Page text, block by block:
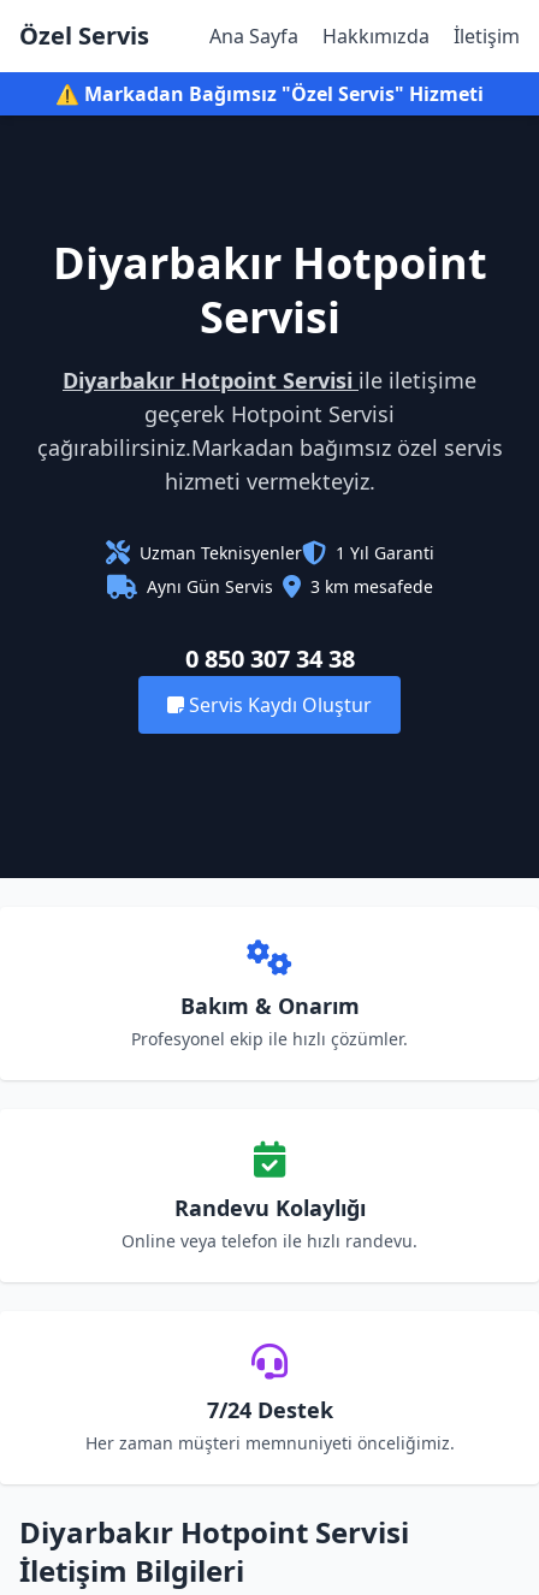
Özel Servis Ana Sayfa Hakkımızda İletişim
⚠️ Markadan Bağımsız "Özel Servis" Hizmeti
Diyarbakır Hotpoint
Servisi
Diyarbakır Hotpoint Servisi ile iletişime
geçerek Hotpoint Servisi
çağırabilirsiniz.Markadan bağımsız özel servis
hizmeti vermekteyiz.
Uzman Teknisyenler
1 Yıl Garanti
Aynı Gün Servis
3 km mesafede
0 850 307 34 38
Servis Kaydı Oluştur
Bakım & Onarım
Profesyonel ekip ile hızlı çözümler.
Randevu Kolaylığı
Online veya telefon ile hızlı randevu.
7/24 Destek
Her zaman müşteri memnuniyeti önceliğimiz.
Diyarbakır Hotpoint Servisi
İletişim Bilgileri